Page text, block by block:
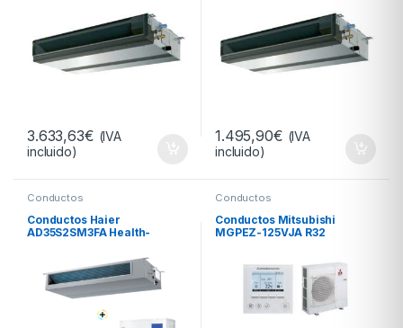
3.633,63€ (IVA
incluido)
1.495,90€ (IVA
incluido)
Conductos
Conductos Haier
AD35S2SM3FA Health-
Conductos
Conductos Mitsubishi
MGPEZ-125VJA R32